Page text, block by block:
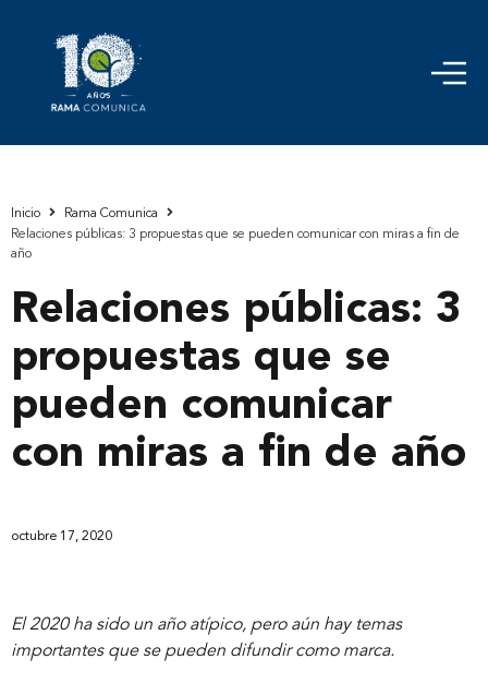
Inicio
Rama Comunica
Relaciones públicas: 3 propuestas que se pueden comunicar con miras a fin de
año
Relaciones públicas: 3
propuestas que se
pueden comunicar
con miras a fin de año
octubre 17, 2020
El 2020 ha sido un año atípico, pero aún hay temas
importantes que se pueden difundir como marca.